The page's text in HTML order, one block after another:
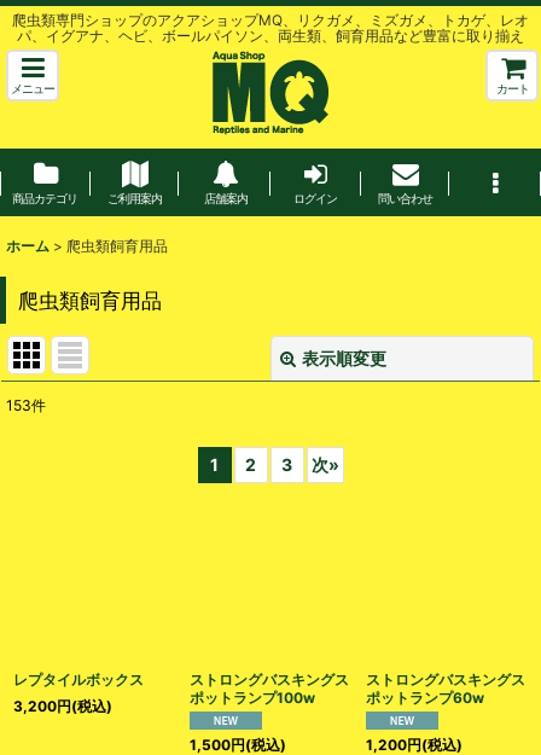
爬虫類専門ショップのアクアショップMQ、リクガメ、ミズガメ、トカゲ、レオ
パ、イグアナ、ヘビ、ボールパイソン、両生類、飼育用品など豊富に取り揃え
メニュー カート
商品カテゴリ ご利用案内 店舗案内 ログイン 問い合わせ
ホーム > 爬虫類飼育用品
爬虫類飼育用品
表示順変更
153件
1 2 3 次»
レプタイルボックス
3,200円(税込)
ストロングバスキングス
ポットランプ100w
1,500円(税込)
ストロングバスキングス
ポットランプ60w
1,200円(税込)